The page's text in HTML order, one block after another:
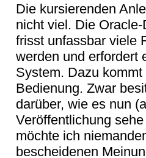
Die kursierenden
nicht viel. Die
frisst unfassbar viele
werden und erfordert
System. Dazu
Bedienung. Zwar
darüber, wie es nun
Veröffentlichung
möchte ich
bescheidenen